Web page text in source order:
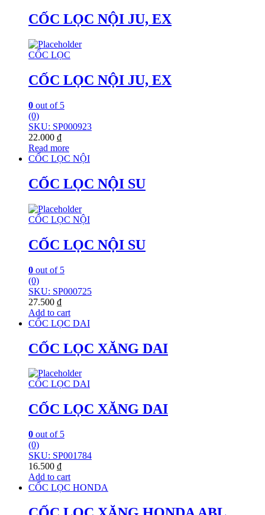
CỐC LỌC NỘI JU, EX
CỐC LỌC
CỐC LỌC NỘI JU, EX
0 out of 5
(0)
SKU: SP000923
22.000 ₫
Read more
CỐC LỌC NỘI
CỐC LỌC NỘI SU
CỐC LỌC NỘI
CỐC LỌC NỘI SU
0 out of 5
(0)
SKU: SP000725
27.500 ₫
Add to cart
CỐC LỌC DAI
CỐC LỌC XĂNG DAI
CỐC LỌC DAI
CỐC LỌC XĂNG DAI
0 out of 5
(0)
SKU: SP001784
16.500 ₫
Add to cart
CỐC LỌC HONDA